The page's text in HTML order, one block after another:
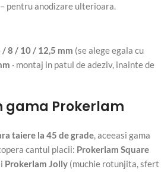
pentru anodizare ulterioara.
/ 8 / 10 / 12,5 mm (se alege egala cu
· montaj in patul de adeziv, inainte de
gama Prokerlam
taiere la 45 de grade, aceeasi gama
cantul placii: Prokerlam Square
Prokerlam Jolly (muchie rotunjita, sfert